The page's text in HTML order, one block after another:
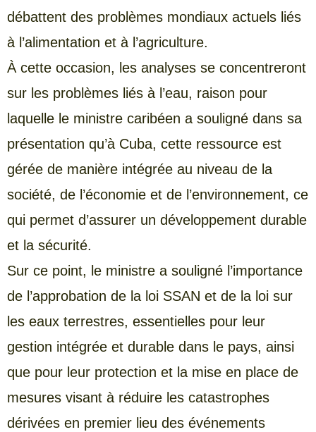
débattent des problèmes mondiaux actuels liés
à l’alimentation et à l’agriculture.
À cette occasion, les analyses se concentreront
sur les problèmes liés à l’eau, raison pour
laquelle le ministre caribéen a souligné dans sa
présentation qu’à Cuba, cette ressource est
gérée de manière intégrée au niveau de la
société, de l’économie et de l’environnement, ce
qui permet d’assurer un développement durable
et la sécurité.
Sur ce point, le ministre a souligné l’importance
de l’approbation de la loi SSAN et de la loi sur
les eaux terrestres, essentielles pour leur
gestion intégrée et durable dans le pays, ainsi
que pour leur protection et la mise en place de
mesures visant à réduire les catastrophes
dérivées en premier lieu des événements